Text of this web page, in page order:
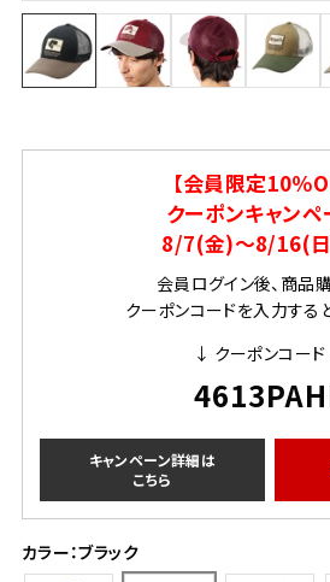
【会員限定10％
クーポンキャンペ
8/7(金)～8/16(
会員ログイン後、商品
クーポンコードを入力する
↓ クーポンコー
キャンペーン詳細は
こちら
カラー：ブラック